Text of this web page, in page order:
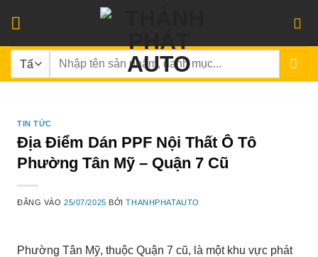
qua
nội
dung
Tìm
TIN TỨC
Địa Điểm Dán PPF Nội Thất Ô Tô
Phường Tân Mỹ – Quận 7 Cũ
ĐĂNG VÀO25/07/2025 BỞITHANHPHATAUTO
Phường Tân Mỹ, thuộc Quận 7 cũ, là một khu vực phát